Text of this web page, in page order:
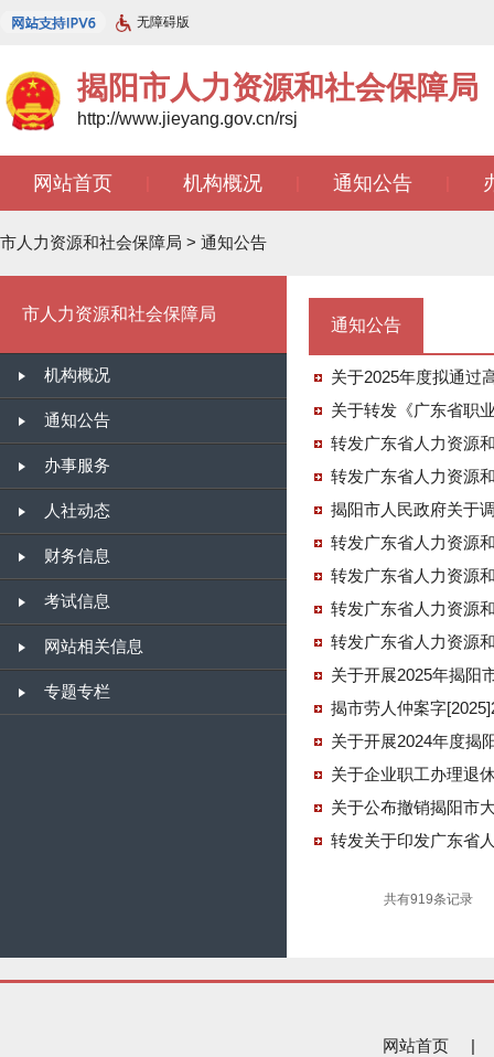
无障碍版
揭阳市人力资源和社会保障局
http://www.jieyang.gov.cn/rsj
网站首页 机构概况 通知公告
市人力资源和社会保障局 > 通知公告
市人力资源和社会保障局
机构概况
通知公告
办事服务
人社动态
财务信息
考试信息
网站相关信息
专题专栏
通知公告
关于2025年度拟通过
关于转发《广东省职
揭阳市人民政府关于
关于开展2025年揭阳
揭市劳人仲案字
关于开展2024年度揭
关于企业职工办理退
关于公布撤销揭阳市
转发关于印发广东省
共有919条记录
网站首页 |